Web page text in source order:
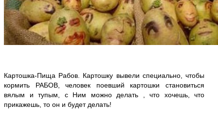
Картошка-Пища Рабов. Картошку вывели специально, чтобы
кормить РАБОВ, человек поевший картошки становиться
вялым и тупым, с Ним можно делать , что хочешь, что
прикажешь, то он и будет делать!